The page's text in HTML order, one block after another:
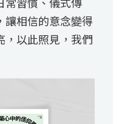
讓相信的意念變得
，以此照見，我們